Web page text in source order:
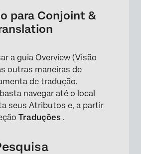
para Conjoint &
a guia Overview (Visão
outras maneiras de
de tradução.
navegar até o local
seus Atributos e, a partir
Traduções .